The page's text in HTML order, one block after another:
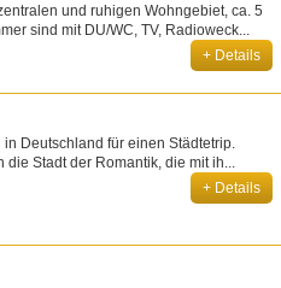
und ruhigen Wohngebiet, ca. 5
sind mit DU/WC, TV, Radioweck...
+ Details
Deutschland für einen Städtetrip.
Stadt der Romantik, die mit ih...
+ Details